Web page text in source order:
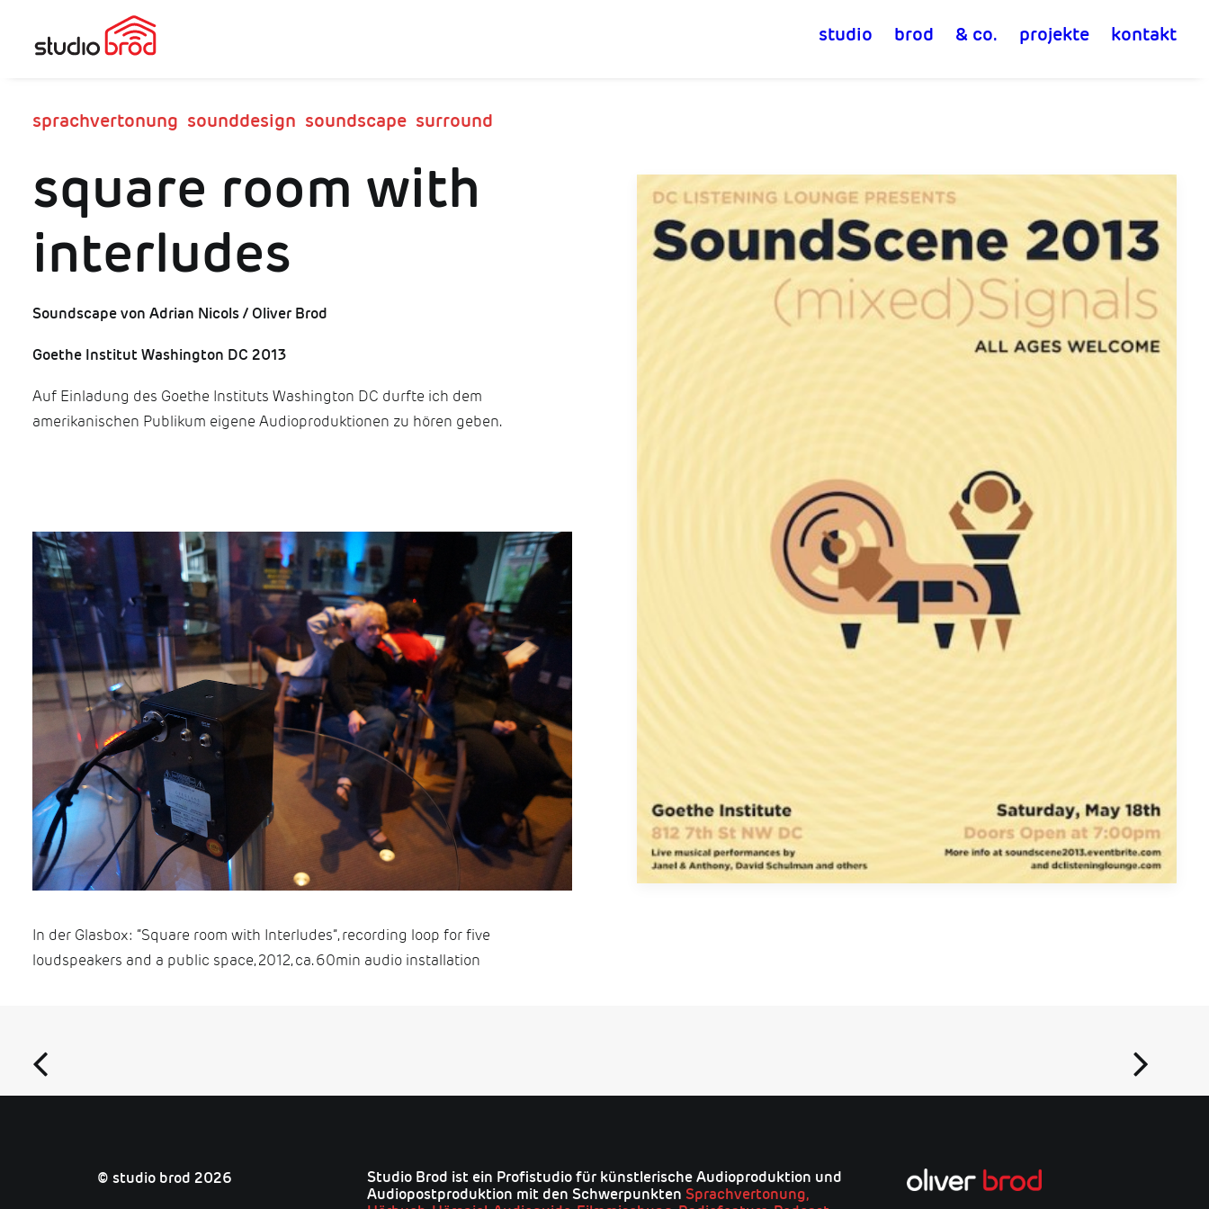
studio brod & co. projekte kontakt
sprachvertonung sounddesign soundscape surround
square room with
interludes
Soundscape von Adrian Nicols / Oliver Brod
Goethe Institut Washington DC 2013
Auf Einladung des Goethe Instituts Washington DC durfte ich dem
amerikanischen Publikum eigene Audioproduktionen zu hören geben.
In der Glasbox: “Square room with Interludes”, recording loop for five
loudspeakers and a public space, 2012, ca. 60min audio installation
© studio brod 2026
Studio Brod ist ein Profistudio für künstlerische Audioproduktion und
Audiopostproduktion mit den Schwerpunkten Sprachvertonung,